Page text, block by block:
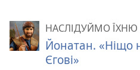
НАСЛІДУЙМО ЇХНЮ
Йонатан. «Ніщо
Єгові»